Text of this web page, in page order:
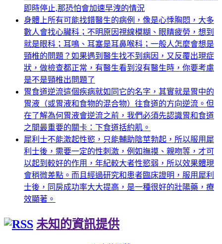
即時停止,那恐怕會加速早洩的情況
身體上所有可能找錯醫生的病例，像是心悸胸悶，大多
數人會找心臟科；不明原因視線模糊、眼睛疲勞，想到
就是眼科；耳鳴、耳塞是耳鼻喉科；一般人怎麼會想是
頸椎的問題？如果遇到醫生找不到病因，又反覆出現症
狀，做檢查都正常，有醫生看到沒有醫生時，你要考慮
是不是頸椎出問題了
胃食道逆流這個疾病就如同它的名字，其實就是胃中的
胃液（或胃液和食物的混合物）往食道的方向逆流。但
在了解為何胃液會逆流之前，我們必須先認識胃和食道
之間最重要的關卡：下食道括約肌。
犀利士不能激起性慾，只能輔助陰莖勃起，所以服用犀
利士後，需要一定的性刺激，例如撫摸、親吻等，才可
以起到較好的作用，年紀較大者性慾弱，所以效果體現
會稍微差點。而且經過研究和患者臨床證明，服用犀利
士後，同房成功率大大提高，是一種很好的壯陽藥，療
效顯著。
未知的資訊提供